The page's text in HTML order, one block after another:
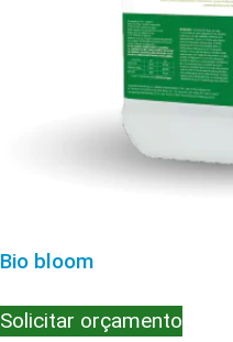
Bio bloom
Solicitar orçamento